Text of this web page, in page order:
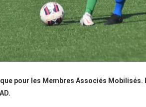
pour les Membres Associés Mobilisés.